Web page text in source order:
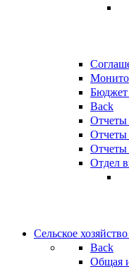
Бюджет
Back
Отчеты
Отчеты
Отчеты
Отдел
Сельское
Back
Общая